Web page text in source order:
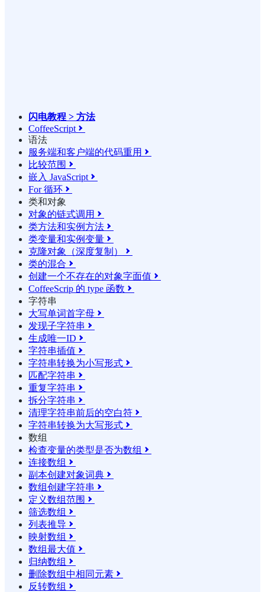
闪电教程 > 方法
CoffeeScript 
语法
服务端和客户端的代码重用 
比较范围 
嵌入 JavaScript 
For 循环 
类和对象
对象的链式调用 
类方法和实例方法 
类变量和实例变量 
克隆对象（深度复制） 
类的混合 
创建一个不存在的对象字面值 
CoffeeScrip 的 type 函数 
字符串
大写单词首字母 
发现子字符串 
生成唯一ID 
字符串插值 
字符串转换为小写形式 
匹配字符串 
重复字符串 
拆分字符串 
清理字符串前后的空白符 
字符串转换为大写形式 
数组
检查变量的类型是否为数组 
连接数组 
副本创建对象词典 
数组创建字符串 
定义数组范围 
筛选数组 
列表推导 
映射数组 
数组最大值 
归纳数组 
删除数组中相同元素 
反转数组 